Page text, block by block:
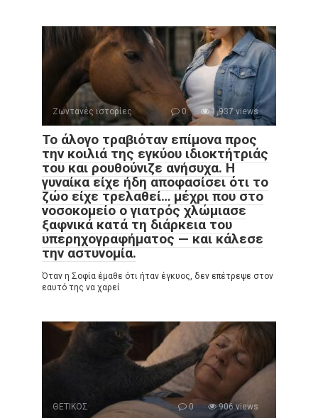
Ζωντανές ιστορίες 0 1,937 views
Το άλογο τραβιόταν επίμονα προς
την κοιλιά της εγκύου ιδιοκτήτριάς
του και ρουθούνιζε ανήσυχα. Η
γυναίκα είχε ήδη αποφασίσει ότι το
ζώο είχε τρελαθεί… μέχρι που στο
νοσοκομείο ο γιατρός χλώμιασε
ξαφνικά κατά τη διάρκεια του
υπερηχογραφήματος — και κάλεσε
την αστυνομία.
Όταν η Σοφία έμαθε ότι ήταν έγκυος, δεν επέτρεψε στον
εαυτό της να χαρεί
ΘΕΤΙΚΟΣ 0 906 views